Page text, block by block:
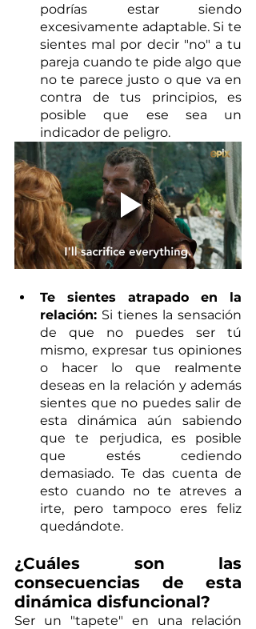
podrías estar siendo
excesivamente adaptable. Si te
sientes mal por decir "no" a tu
pareja cuando te pide algo que
no te parece justo o que va en
contra de tus principios, es
posible que ese sea un
indicador de peligro.
Te sientes atrapado en la
relación: Si tienes la sensación
de que no puedes ser tú
mismo, expresar tus opiniones
o hacer lo que realmente
deseas en la relación y además
sientes que no puedes salir de
esta dinámica aún sabiendo
que te perjudica, es posible
que estés cediendo
demasiado. Te das cuenta de
esto cuando no te atreves a
irte, pero tampoco eres feliz
quedándote.
¿Cuáles son las
consecuencias de esta
dinámica disfuncional?
Ser un "tapete" en una relación